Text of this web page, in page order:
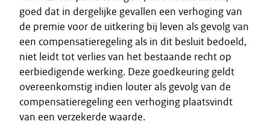
goed dat in dergelijke gevallen een verhoging van
de premie voor de uitkering bij leven als gevolg van
een compensatieregeling als in dit besluit bedoeld,
niet leidt tot verlies van het bestaande recht op
eerbiedigende werking. Deze goedkeuring geldt
overeenkomstig indien louter als gevolg van de
compensatieregeling een verhoging plaatsvindt
van een verzekerde waarde.